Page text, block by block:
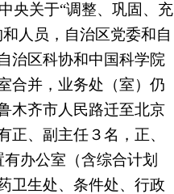
央关于“调整、巩固、充
人员，自治区党委和自
治区科协和中国科学院
合并，业务处（室）仍
木齐市人民路迁至北京
正、副主任３名，正、
办公室（含综合计划
卫生处、条件处、行政